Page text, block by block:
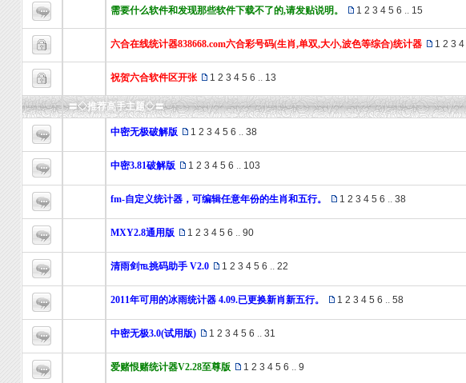
需要什么软件和发现那些软件下载不了的,请发贴说明。 1 2 3 4 5 6 .. 15
六合在线统计器838668.com六合彩号码(生肖,单双,大小,波色等综合)统计器 1 2 3 4
祝贺六合软件区开张 1 2 3 4 5 6 .. 13
〓◇推荐高手主题◇〓
中密无极破解版 1 2 3 4 5 6 .. 38
中密3.81破解版 1 2 3 4 5 6 .. 103
fm-自定义统计器，可编辑任意年份的生肖和五行。 1 2 3 4 5 6 .. 38
MXY2.8通用版 1 2 3 4 5 6 .. 90
清雨剑℡挑码助手 V2.0 1 2 3 4 5 6 .. 22
2011年可用的冰雨统计器 4.09.已更换新肖新五行。 1 2 3 4 5 6 .. 58
中密无极3.0(试用版) 1 2 3 4 5 6 .. 31
爱赌恨赌统计器V2.28至尊版 1 2 3 4 5 6 .. 9